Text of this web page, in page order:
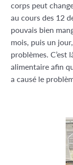
corps peut
au cours des 12
pouvais bien
mois, puis un
problèmes. C’est
alimentaire afin
a causé le